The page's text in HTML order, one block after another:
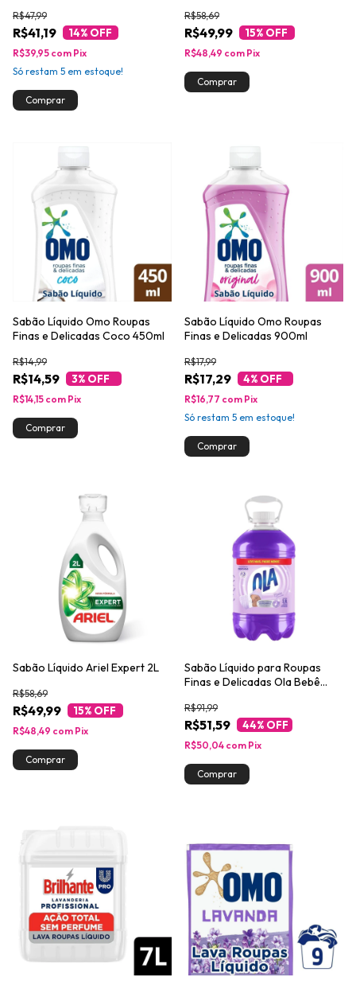
R$41,19
R$47,99
14% OFF
R$39,95 com Pix
Só restam 5 em estoque!
R$49,99
R$58,69
15% OFF
R$48,49 com Pix
Sabão Líquido Omo Roupas
Finas e Delicadas Coco 450ml
R$14,59
R$14,99
3% OFF
R$14,15 com Pix
Sabão Líquido Omo Roupas
Finas e Delicadas 900ml
R$17,29
R$17,99
4% OFF
R$16,77 com Pix
Só restam 5 em estoque!
Sabão Líquido Ariel Expert 2L
R$49,99
R$58,69
15% OFF
R$48,49 com Pix
Sabão Líquido para Roupas
Finas e Delicadas Ola Bebê
R$51,59
R$91,99
44% OFF
R$50,04 com Pix